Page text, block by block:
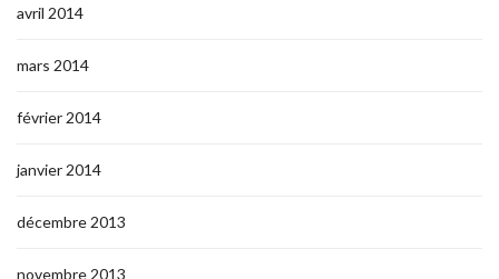
avril 2014
mars 2014
février 2014
janvier 2014
décembre 2013
novembre 2013